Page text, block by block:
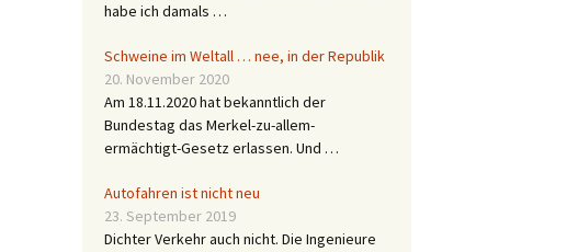
habe ich damals …
Schweine im Weltall … nee, in der Republik
20. November 2020
Am 18.11.2020 hat bekanntlich der
Bundestag das Merkel-zu-allem-
ermächtigt-Gesetz erlassen. Und …
Autofahren ist nicht neu
23. September 2019
Dichter Verkehr auch nicht. Die Ingenieure